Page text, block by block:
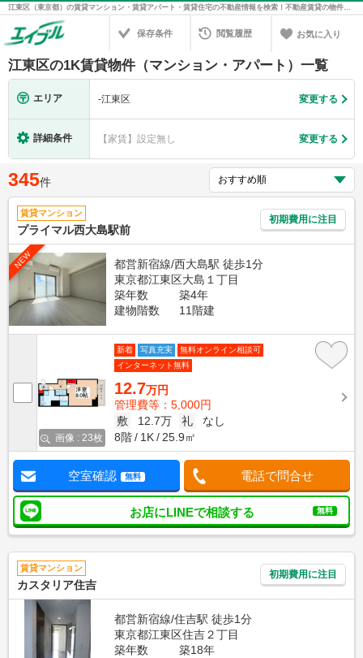
江東区（東京都）の賃貸マンション・賃貸アパート・賃貸住宅の不動産情報を検索！不動産賃貸の物件探しは、お部屋探しのエイブル
保存条件 閲覧履歴 お気に入り
江東区の1K賃貸物件（マンション・アパート）一覧
エリア -江東区 変更する
詳細条件 【家賃】設定無し 変更する
345件
賃貸マンション
プライマル西大島駅前
初期費用に注目
NEW
都営新宿線/西大島駅 徒歩1分
東京都江東区大島１丁目
築年数
築4年
建物階数
11階建
画像 : 23枚
新着 写真充実
無料オンライン相談可
インターネット無料
12.7万円
管理費等：5,000円
敷
12.7万 礼
なし
8階
1K 25.9㎡
空室確認 無料 電話で問合せ
お店にLINEで相談する 無料
賃貸マンション
カスタリア住吉
初期費用に注目
都営新宿線/住吉駅 徒歩1分
東京都江東区住吉２丁目
築年数
築18年